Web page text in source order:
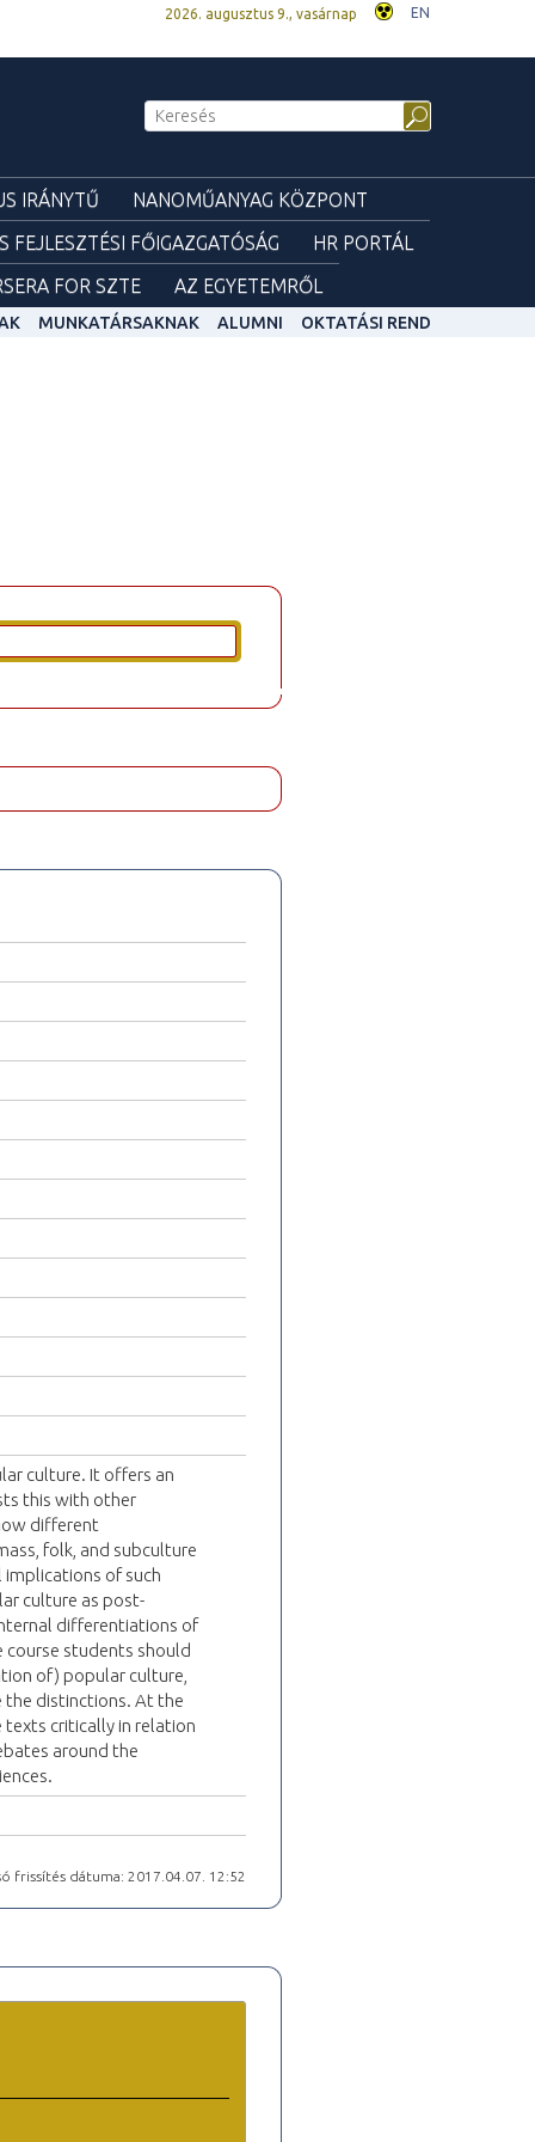
2026. augusztus 9., vasárnap EN
IRÁNYTŰ
NANOMŰANYAG KÖZPONT
FEJLESZTÉSI FŐIGAZGATÓSÁG
HR PORTÁL
FOR SZTE AZ EGYETEMRŐL
MUNKATÁRSAKNAK ALUMNI OKTATÁSI REND
culture. It offers an
this with other
different
folk, and subculture
implications of such
culture as post-
differentiations of
students should
of) popular culture,
the distinctions. At the
texts critically in relation
around the
frissítés dátuma: 2017.04.07. 12:52